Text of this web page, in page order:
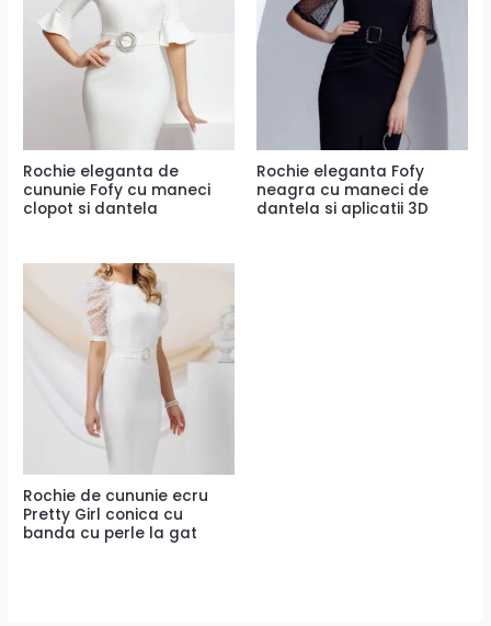
Rochie eleganta de
cununie Fofy cu maneci
clopot si dantela
Rochie eleganta Fofy
neagra cu maneci de
dantela si aplicatii 3D
Rochie de cununie ecru
Pretty Girl conica cu
banda cu perle la gat